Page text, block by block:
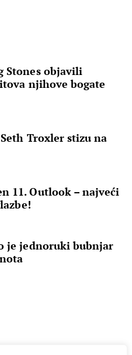
Stones objavili
njihove bogate
Troxler stizu na
11. Outlook – najveći
je jednoruki bubnjar